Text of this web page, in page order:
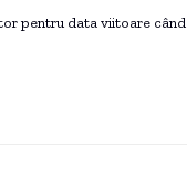
pentru data viitoare